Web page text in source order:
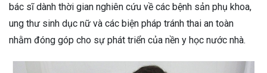
bác sĩ dành thời gian nghiên cứu về các bệnh sản phụ khoa,
ung thư sinh dục nữ và các biện pháp tránh thai an toàn
nhằm đóng góp cho sự phát triển của nền y học nước nhà.